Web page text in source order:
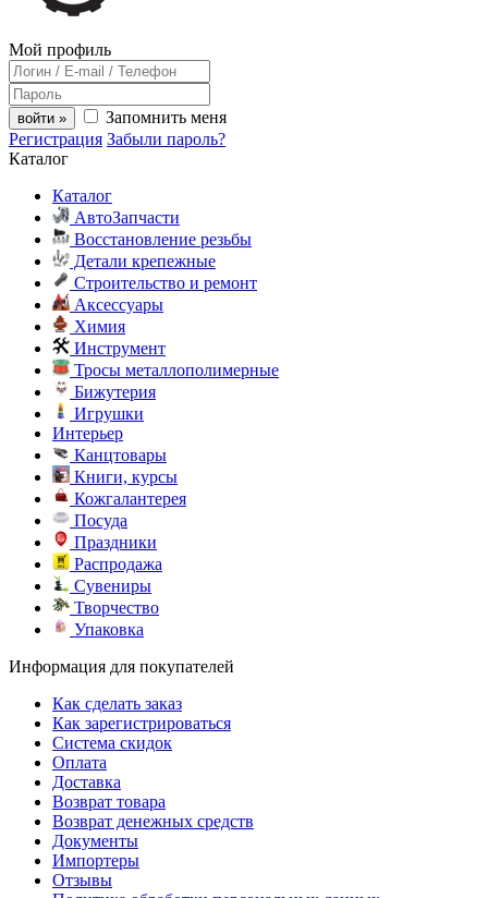
Мой профиль
войти »
Запомнить меня
Регистрация Забыли пароль?
Каталог
Каталог
АвтоЗапчасти
Восстановление резьбы
Детали крепежные
Строительство и ремонт
Аксессуары
Химия
Инструмент
Тросы металлополимерные
Бижутерия
Игрушки
Интерьер
Канцтовары
Книги, курсы
Кожгалантерея
Посуда
Праздники
Распродажа
Сувениры
Творчество
Упаковка
Информация для покупателей
Как сделать заказ
Как зарегистрироваться
Система скидок
Оплата
Доставка
Возврат товара
Возврат денежных средств
Документы
Импортеры
Отзывы